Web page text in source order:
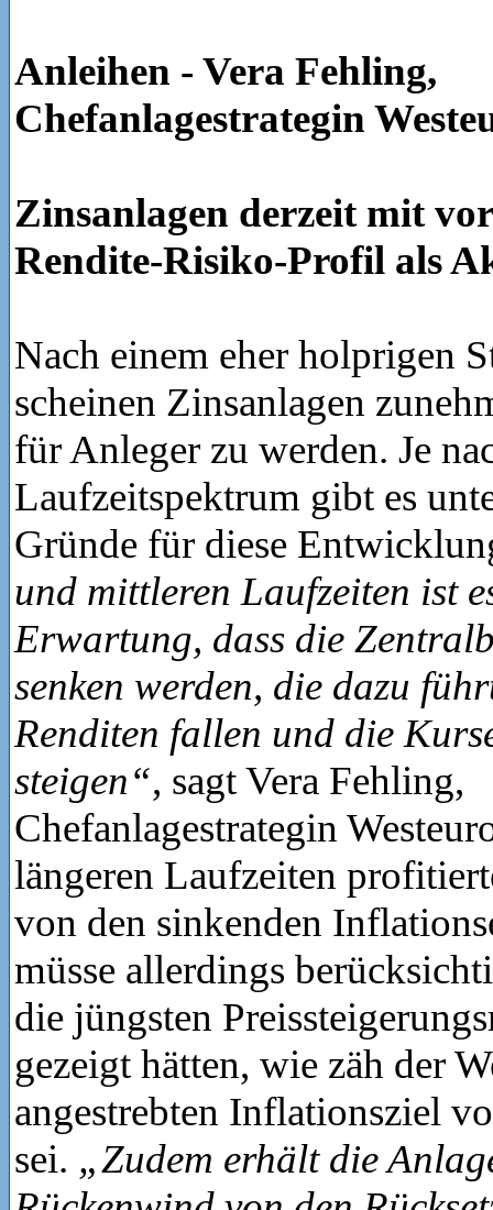
Anleihen - Vera Fehling,
Chefanlagestrategin
Zinsanlagen derzeit mit
Rendite-Risiko-Profil als
Nach einem eher holprigen
scheinen Zinsanlagen
für Anleger zu werden. Je
Laufzeitspektrum gibt es
Gründe für diese
und mittleren Laufzeiten ist
Erwartung, dass die
senken werden, die dazu
Renditen fallen und die
steigen“, sagt Vera Fehling,
Chefanlagestrategin
längeren Laufzeiten
von den sinkenden
müsse allerdings
die jüngsten
gezeigt hätten, wie zäh der
angestrebten Inflationsziel
sei. „Zudem erhält die